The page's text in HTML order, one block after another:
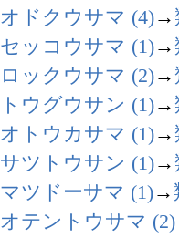
オドクウサマ (4)→
セッコウサマ (1)→
ロックウサマ (2)→
トウグウサン (1)→
オトウカサマ (1)→
サツトウサン (1)→
マツドーサマ (1)→
オテントウサマ (2)